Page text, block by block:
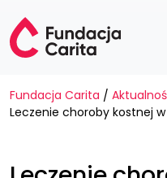
Fundacja Carita /